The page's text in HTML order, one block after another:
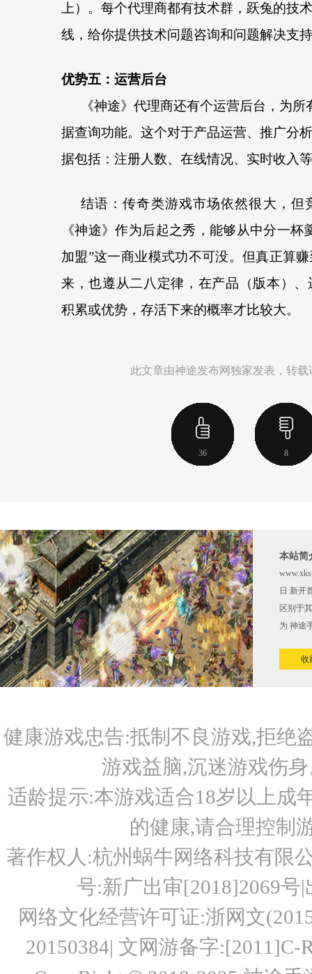
上）。每个代理商都有技术群，跃兔的技
线，给你提供技术问题咨询和问题解决支
优势五 ：运营后台
《神途》代理商还有个运营后台，为
据查询功能。这个对于产品运营、推广分
据包括：注册人数、在线情况、实时收入
结语：传奇类游戏市场依然很大，但
《神途》作为后起之秀，能够从中分一杯
加盟”这一商业模式功不可没。但真正算
来，也遵从二八定律，在产品（版本）
积累或优势，存活下来的概率才比较大。
此文章由神途发布网独家发表，转
36 8
本站简
日 新开
区别于
为 神途
收
健康游戏忠告:抵制不良游戏,拒绝
游戏益脑,沉迷游戏伤
适龄提示:本游戏适合18岁以上成
的健康,请合理控制
著作权人:杭州蜗牛网络科技有限
号:新广出审[2018]2069号
网络文化经营许可证:浙网文
20150384| 文网游备字:[2011]C-